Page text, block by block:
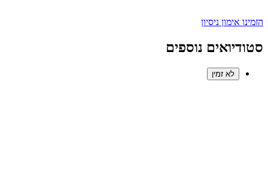
הזמינו אימון ניסיון
סטודיואים נוספים
לא זמין